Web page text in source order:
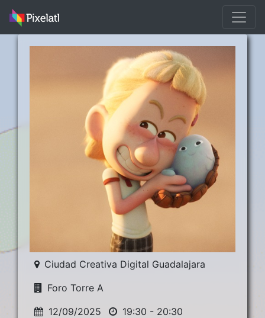
Ciudad Creativa Digital Guadalajara
Foro Torre A
12/09/2025
19:30 - 20:30